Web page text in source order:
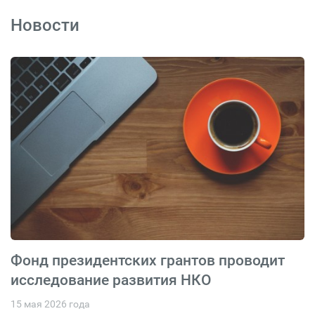
Новости
Фонд президентских грантов проводит
исследование развития НКО
15 мая 2026 года